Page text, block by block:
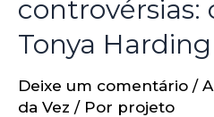
controvérsias:
Tonya Harding
Deixe um comentário /
da Vez / Por projeto